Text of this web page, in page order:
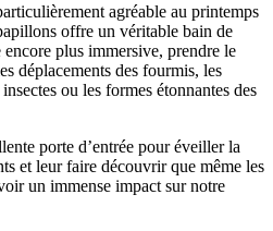
agréable au printemps
offre un véritable bain de
plus immersive, prendre le
déplacements des fourmis, les
ou les formes étonnantes des
porte d’entrée pour éveiller la
et leur faire découvrir que même les
un immense impact sur notre